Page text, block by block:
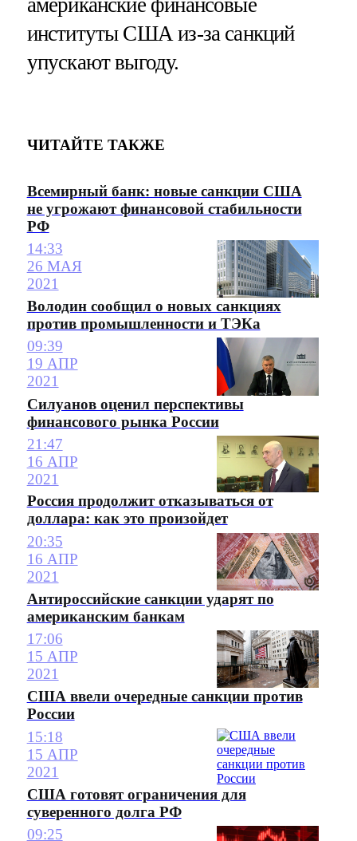
институты США из-за санкций
упускают выгоду.
ЧИТАЙТЕ ТАКЖЕ
Всемирный банк: новые санкции США
не угрожают финансовой стабильности
РФ
14:33
26 МАЯ
2021
Володин сообщил о новых санкциях
против промышленности и ТЭКа
09:39
19 АПР
2021
Силуанов оценил перспективы
финансового рынка России
21:47
16 АПР
2021
Россия продолжит отказываться от
доллара: как это произойдет
20:35
16 АПР
2021
Антироссийские санкции ударят по
американским банкам
17:06
15 АПР
2021
США ввели очередные санкции против
России
15:18
15 АПР
2021
США готовят ограничения для
суверенного долга РФ
09:25